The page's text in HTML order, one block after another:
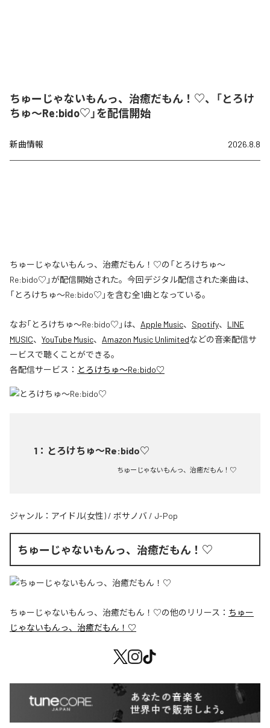
ちゅーじゃないもんっ、治癒だもん！♡、「とろけ
ちゅ〜Re:bido♡」を配信開始
新曲情報 2026.8.8
ちゅーじゃないもんっ、治癒だもん！♡の「とろけちゅ〜
Re:bido♡」が配信開始された。今回デジタル配信された楽曲は、
「とろけちゅ〜Re:bido♡」を含む全1曲となっている。
なお「とろけちゅ〜Re:bido♡ 」は、 Apple Music、 Spotify、 LINE
MUSIC、 YouTube Music、 Amazon Music Unlimitedなどの音楽配信サ
ービスで聴くことができる。
各配信サービス： とろけちゅ〜Re:bido♡
1 ： とろけちゅ〜Re:bido♡
ちゅーじゃないもんっ、治癒だもん！♡
ジャンル： アイドル(女性) / ボサノバ / J-Pop
ちゅーじゃないもんっ、治癒だもん！♡
ちゅーじゃないもんっ、治癒だもん！♡の他のリリース： ちゅー
じゃないもんっ、治癒だもん！♡